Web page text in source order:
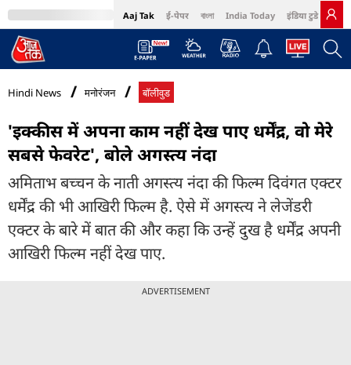
Aaj Tak ई-पेपर বাংলা India Today इंडिया टुडे हिंदी
MumbaiTak Cosmopolitan Harper's Bazaar Northeast
Hindi News मनोरंजन बॉलीवुड
'इक्कीस में अपना काम नहीं देख पाए धर्मेंद्र, वो मेरे
सबसे फेवरेट', बोले अगस्त्य नंदा
अमिताभ बच्चन के नाती अगस्त्य नंदा की फिल्म दिवंगत एक्टर
धर्मेंद्र की भी आखिरी फिल्म है. ऐसे में अगस्त्य ने लेजेंडरी
एक्टर के बारे में बात की और कहा कि उन्हें दुख है धर्मेंद्र अपनी
आखिरी फिल्म नहीं देख पाए.
ADVERTISEMENT